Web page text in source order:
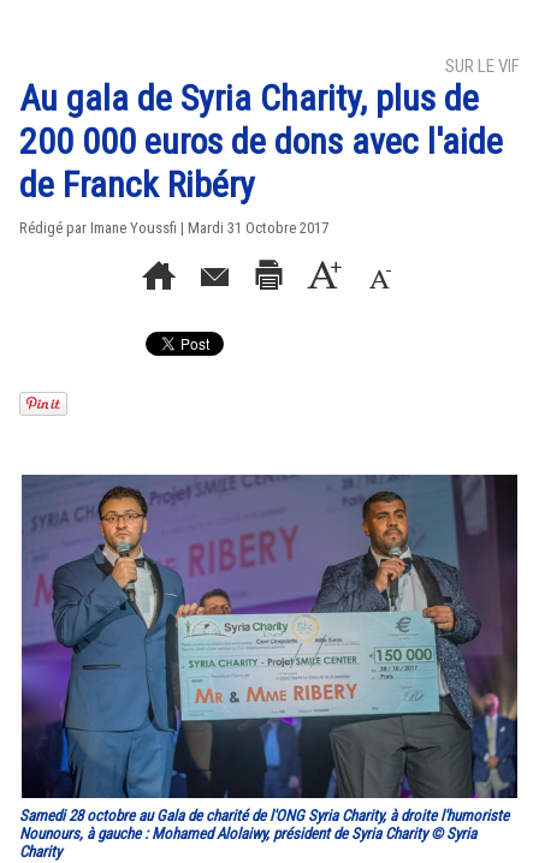
SUR LE VIF
Au gala de Syria Charity, plus de
200 000 euros de dons avec l'aide
de Franck Ribéry
Rédigé par Imane Youssfi | Mardi 31 Octobre 2017
Samedi 28 octobre au Gala de charité de l'ONG Syria Charity, à droite l'humoriste
Nounours, à gauche : Mohamed Alolaiwy, président de Syria Charity © Syria
Charity